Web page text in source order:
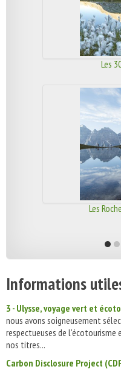
Les
Les
Informations
3 - Ulysse, voyage vert et
nous avons soigneusement
respectueuses de l'écotourisme
nos titres...
Carbon Disclosure Project